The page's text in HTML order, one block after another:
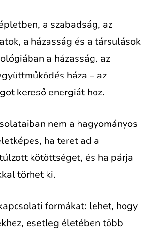
a szabadság, az
a házasság és a társulások
a házasság, az
háza – az
kereső energiát hoz.
nem a hagyományos
ha teret ad a
kötöttséget, és ha párja
törhet ki.
formákat: lehet, hogy
esetleg életében több